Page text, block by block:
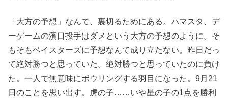
「大方の予想」なんて、裏切るためにある。ハマスタ、デ
ーゲームの濱口投手はダメという大方の予想のように。そ
もそもベイスターズに予想なんて成り立たない。昨日だっ
て絶対勝つと思っていた。絶対勝つと思っていたのに負け
た。一人で無意味にボウリングする羽目になった。9月21
日のことを思い出す。虎の子……いや星の子の1点を勝利